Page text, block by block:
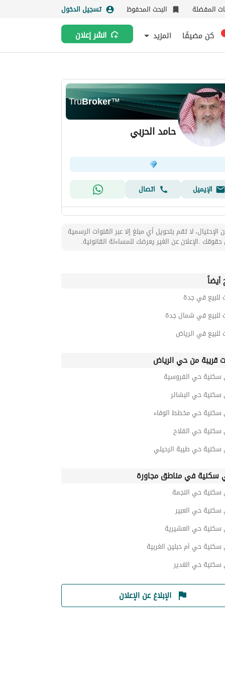
المفضلة البحث المحفوظ تسجيل الدخول
كن مضيفًا المزيد انشر إعلان
TruBroker™
حامد الحربي
الإيميل اتصال
الإحتيال، لا تقم بتحويل أي مبلغ إلا عبر القنوات الرسمية
.الإعلان عن الغير يعرضك للمساءلة القانونية.
للبيع في جدة
للبيع في شمال جدة
للبيع في الرياض
قريبة من حي الرياض
سكنية حي الفروسية
سكنية حي البشائر
سكنية حي مخطط الوفاء
سكنية حي الفلاح
سكنية حي طيبة الرحيلي
سكنية في مناطق مجاورة
سكنية حي النجمة
سكنية حي العبير
سكنية حي العشيرية
سكنية حي أم حبلين الغربية
سكنية حي الغدير
الإبلاغ عن الإعلان